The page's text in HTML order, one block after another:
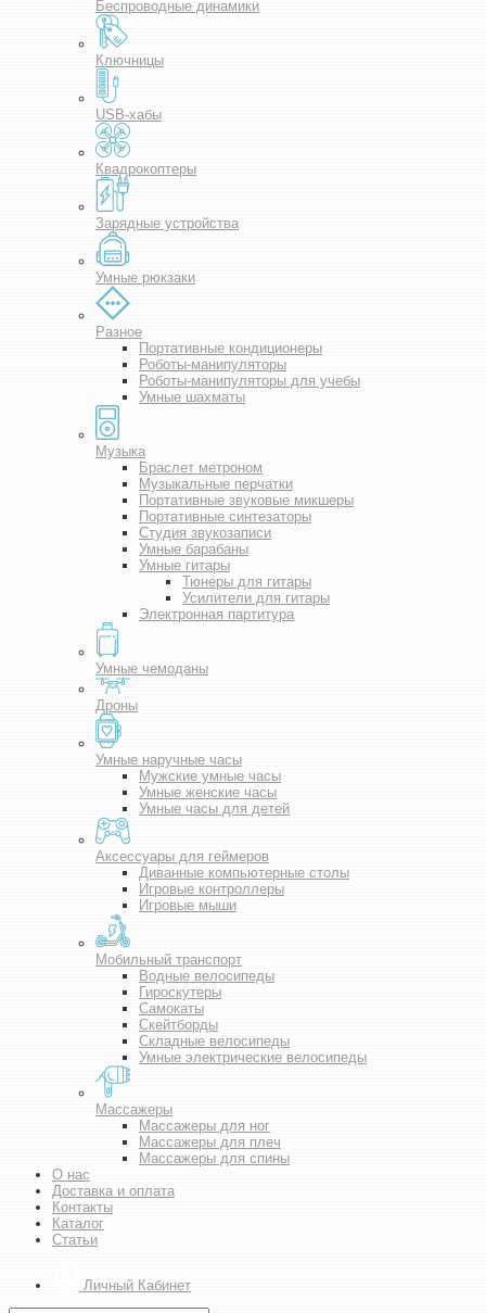
Беспроводные динамики
Ключницы
USB-хабы
Квадрокоптеры
Зарядные устройства
Умные рюкзаки
Разное
Портативные кондиционеры
Роботы-манипуляторы
Роботы-манипуляторы для учебы
Умные шахматы
Музыка
Браслет метроном
Музыкальные перчатки
Портативные звуковые микшеры
Портативные синтезаторы
Студия звукозаписи
Умные барабаны
Умные гитары
Тюнеры для гитары
Усилители для гитары
Электронная партитура
Умные чемоданы
Дроны
Умные наручные часы
Мужские умные часы
Умные женские часы
Умные часы для детей
Аксессуары для геймеров
Диванные компьютерные столы
Игровые контроллеры
Игровые мыши
Мобильный транспорт
Водные велосипеды
Гироскутеры
Самокаты
Скейтборды
Складные велосипеды
Умные электрические велосипеды
Массажеры
Массажеры для ног
Массажеры для плеч
Массажеры для спины
О нас
Доставка и оплата
Контакты
Каталог
Статьи
Личный Кабинет